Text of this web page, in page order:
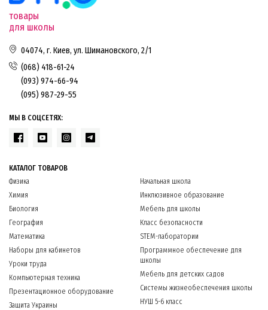
товары
для школы
04074, г. Киев, ул. Шимановского, 2/1
(068) 418-61-24
(093) 974-66-94
(095) 987-29-55
МЫ В СОЦСЕТЯХ:
КАТАЛОГ ТОВАРОВ
Физика
Химия
Биология
География
Математика
Наборы для кабинетов
Уроки труда
Компьютерная техника
Презентационное оборудование
Защита Украины
Начальная школа
Инклюзивное образование
Мебель для школы
Класс безопасности
STEM-лаборатории
Программное обеспечение для
школы
Мебель для детских садов
Системы жизнеобеспечения школы
НУШ 5-6 класс